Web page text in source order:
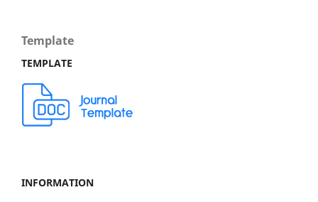
Template
TEMPLATE
INFORMATION